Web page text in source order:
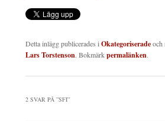
Detta inlägg publicerades iOkategoriseradeoch
Lars Torstenson. Bokmärkpermalänken.
2 SVAR PÅ ”SFI”